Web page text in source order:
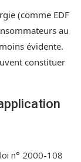
(comme EDF
au
évidente.
constituer
n° 2000-108